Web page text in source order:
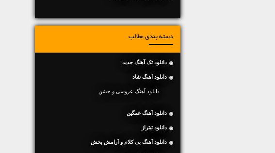
دسته بندی مطالب
دانلود تک آهنگ جدید
دانلود آهنگ شاد
دانلود آهنگ عروسی و جشن
دانلود آهنگ غمگین
دانلود تیتراژ
دانلود آهنگ بی کلام و آرامش بخش